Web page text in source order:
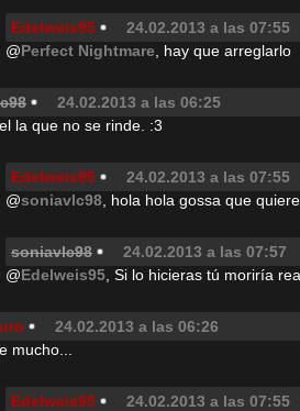
Edelweis95 24.02.2013 a las 07:55
@Perfect Nightmare , hay que arreglarlo
24.02.2013 a las 06:25
la que no se rinde. :3
Edelweis95 24.02.2013 a las 07:55
@soniavlc98 , hola hola gossa que
soniavlc98 24.02.2013 a las 07:57
@Edelweis95 , Si lo hicieras tú moriría
24.02.2013 a las 06:26
mucho...
Edelweis95 24.02.2013 a las 07:55